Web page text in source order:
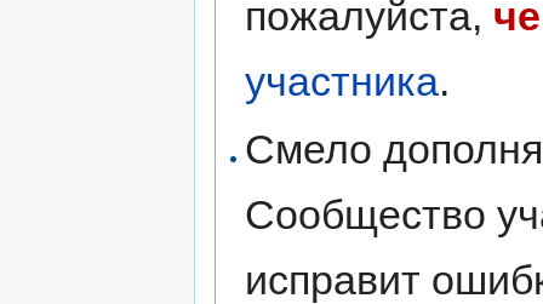
пожалуйста,
участника.
Смело
Сообщество
исправит